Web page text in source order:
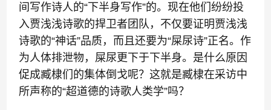
间写作诗人的“下半身写作”的。现在他们纷纷投
入贾浅浅诗歌的捍卫者团队，不仅要证明贾浅浅
诗歌的“神话”品质，而且还要为“屎尿诗”正名。作
为人体排泄物，屎尿更下于下半身。是什么原因
促成臧棣们的集体倒戈呢？这就是臧棣在采访中
所声称的“超道德的诗歌人类学”吗？